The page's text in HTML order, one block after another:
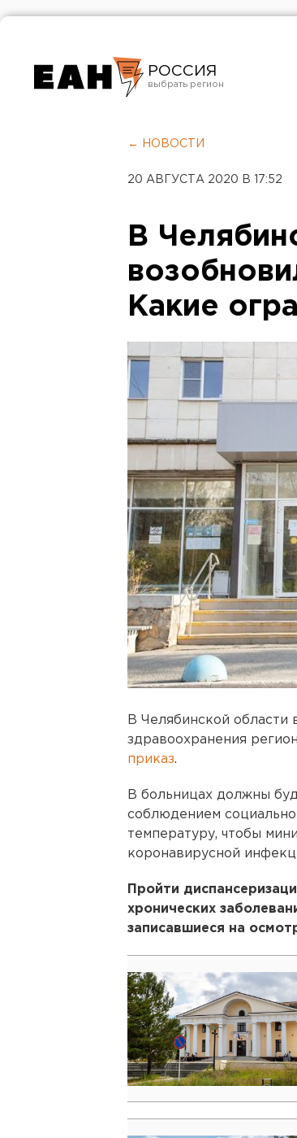
РОССИЯ
Челябинск
← НОВОСТИ
20 АВГУСТА 2020 В 17:52
В
Какие
В Челябинской области
здравоохранения
приказ.
В больницах должны
соблюдением
температуру, чтобы
коронавирусной
Пройти
хронических
записавшиеся на